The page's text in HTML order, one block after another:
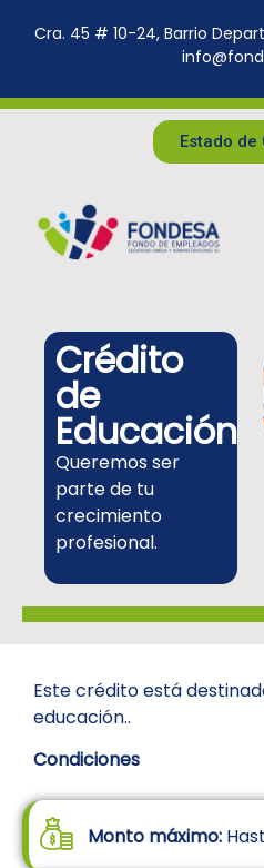
Cra. 45 # 10-24, Barrio
Estado de
Crédito
de
Educación
Queremos ser
parte de tu
crecimiento
profesional.
Este crédito está
educación..
Condiciones
Monto máximo: